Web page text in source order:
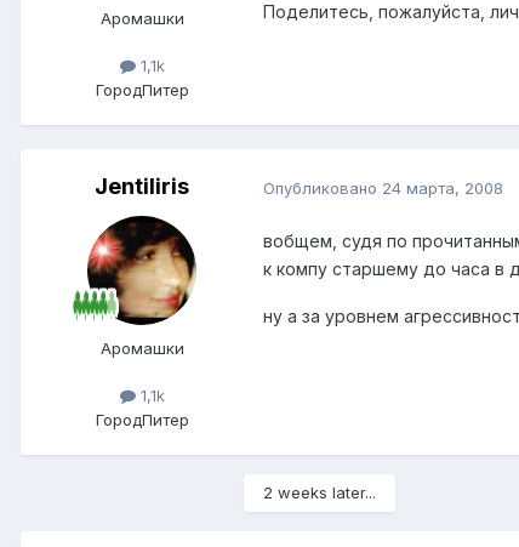
Аромашки
1,1k
ГородПитер
Поделитесь, пожалуйста,
Jentiliris
Аромашки
1,1k
ГородПитер
Опубликовано 24 марта, 2008
вобщем, судя по
к компу старшему до часа в
ну а за уровнем
2 weeks later...